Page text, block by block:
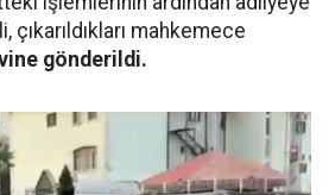
mahkemece
gönderildi.